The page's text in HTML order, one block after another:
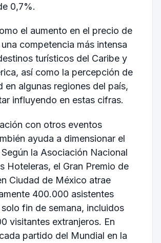
0,7%.
el aumento en el precio de
competencia más intensa
turísticos del Caribe y
así como la percepción de
en algunas regiones del país,
influyendo en estas cifras.
con otros eventos
ayuda a dimensionar el
la Asociación Nacional
Hoteleras, el Gran Premio de
Ciudad de México atrae
400.000 asistentes
fin de semana, incluidos
visitantes extranjeros. En
partido del Mundial en la